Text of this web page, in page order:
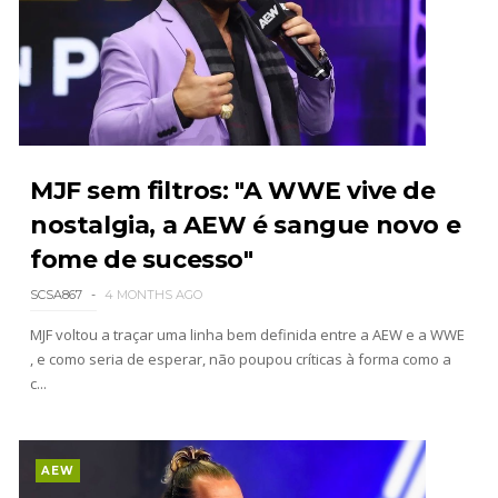
Throwback: Bret "The Hitman" Hart vs. Mr.
Perfect: SummerSlam 1991 - Intercontinental
Championship Match
SCSA867 -Jul 26 2026
Lucha Libre AAA: Verano De Escándalo 2026
Unknown-Jul 26 2026
AEW Collision 25 JULY 2026
Unknown-Jul 26 2026
Jul 25 2026
MJF sem filtros: "A WWE vive de
nostalgia, a AEW é sangue novo e
fome de sucesso"
SCSA867 4 MONTHS AGO
MJF voltou a traçar uma linha bem definida entre a AEW e a WWE
, e como seria de esperar, não poupou críticas à forma como a
c...
AEW